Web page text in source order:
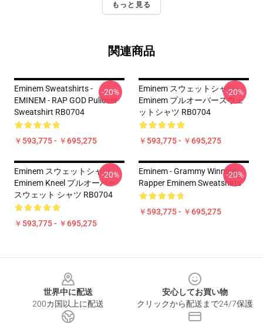
もっと見る
関連商品
Eminem Sweatshirts -
EMINEM - RAP GOD Pullover
Sweatshirt RB0704
￥593,775 - ￥695,275
-20%
Eminem スウェットシャツ -
Eminem プルオーバースウェ
ットシャツ RB0704
￥593,775 - ￥695,275
-20%
Eminem スウェットシャツ -
Eminem Kneel プルオーバー
スウェット シャツ RB0704
￥593,775 - ￥695,275
-20%
Eminem - Grammy Winning
Rapper Eminem Sweatshirts
￥593,775 - ￥695,275
-20%
世界中に配送
200カ国以上に配送
安心してお買い物
クリックから配送まで24/7保護